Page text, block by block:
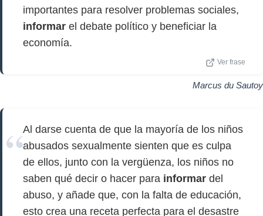
importantes para resolver problemas sociales,
informar el debate político y beneficiar la
economía.
Ver frase
Marcus du Sautoy
Al darse cuenta de que la mayoría de los niños
abusados sexualmente sienten que es culpa
de ellos, junto con la vergüenza, los niños no
saben qué decir o hacer para informar del
abuso, y añade que, con la falta de educación,
esto crea una receta perfecta para el desastre